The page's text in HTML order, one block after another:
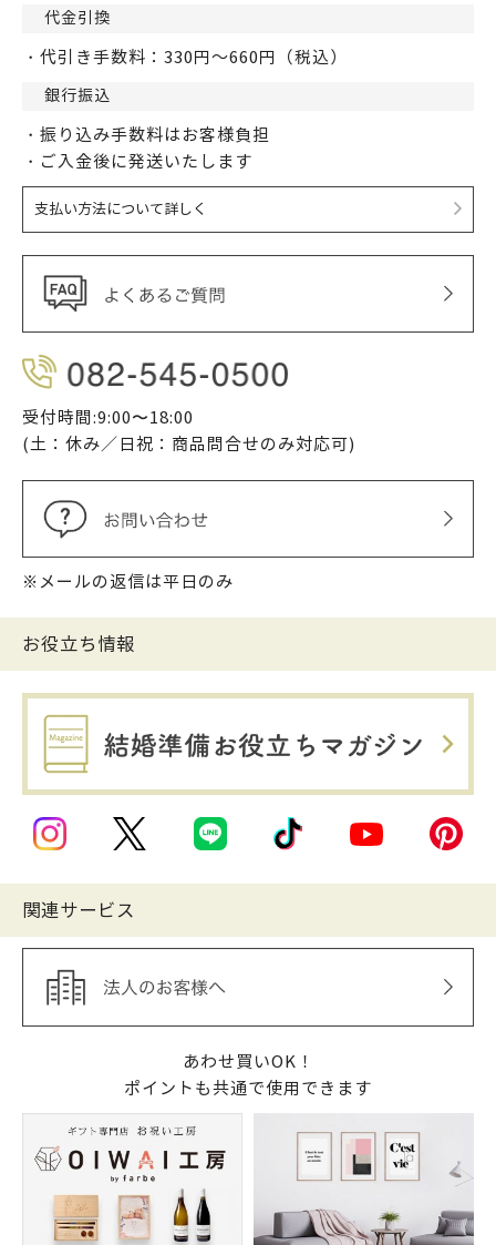
代金引換
・代引き手数料：330円～660円（税込）
銀行振込
・振り込み手数料はお客様負担
・ご入金後に発送いたします
支払い方法について詳しく
受付時間:9:00〜18:00
(土：休み／日祝：商品問合せのみ対応可)
※メールの返信は平日のみ
お役立ち情報
関連サービス
あわせ買いOK！
ポイントも共通で使用できます